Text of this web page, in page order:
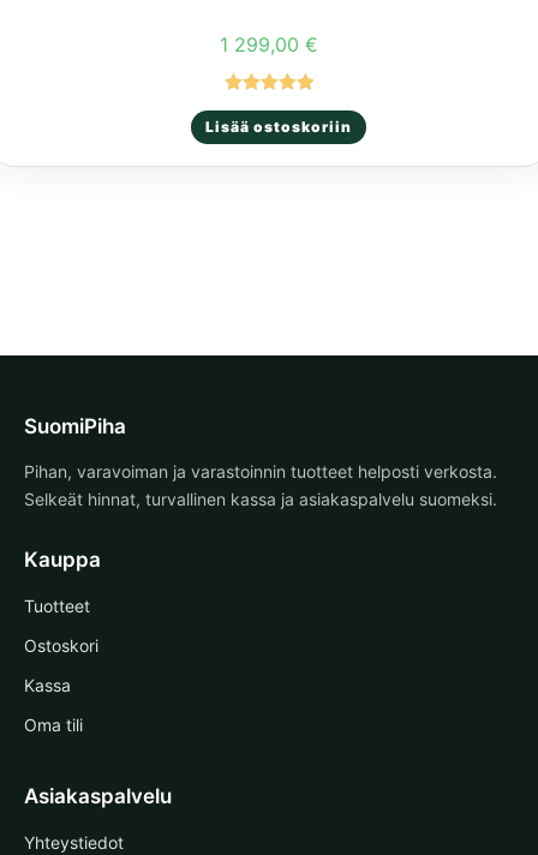
1 299,00 €
Arvostelu
tuotteesta:
Lisää ostoskoriin
SuomiPiha
Pihan, varavoiman ja varastoinnin tuotteet helposti verkosta.
Selkeät hinnat, turvallinen kassa ja asiakaspalvelu suomeksi.
Kauppa
Tuotteet
Ostoskori
Kassa
Oma tili
Asiakaspalvelu
Yhteystiedot